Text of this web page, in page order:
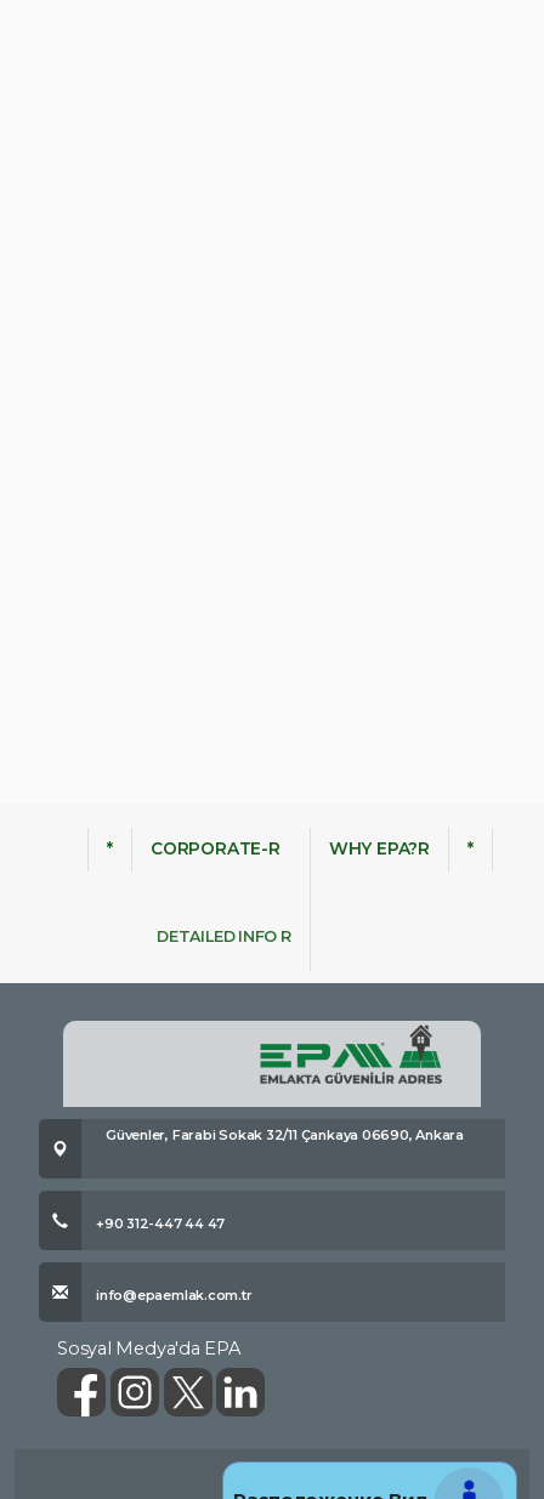
* CORPORATE-R
DETAILED INFO R
WHY EPA?R *
Güvenler, Farabi Sokak 32/11 Çankaya 06690, Ankara
+90 312-447 44 47
info@epaemlak.com.tr
Sosyal Medya'da EPA